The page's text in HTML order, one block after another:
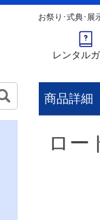
お祭り･式典･展
レンタル
商品詳細
ロー